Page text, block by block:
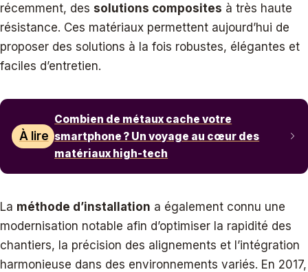
récemment, des solutions composites à très haute
résistance. Ces matériaux permettent aujourd’hui de
proposer des solutions à la fois robustes, élégantes et
faciles d’entretien.
À lire
Combien de métaux cache votre
smartphone ? Un voyage au cœur des
matériaux high-tech
La méthode d’installation a également connu une
modernisation notable afin d’optimiser la rapidité des
chantiers, la précision des alignements et l’intégration
harmonieuse dans des environnements variés. En 2017,